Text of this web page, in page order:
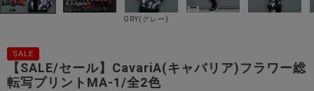
GRY(グレー)
SALE
【SALE/セール】CavariA(キャバリア)フラワー総
転写プリントMA-1/全2色